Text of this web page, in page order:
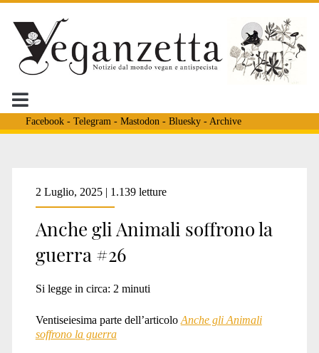
Facebook- Telegram - Mastodon - Bluesky- Archive
Tag:
<span>Malinois</span>
2 Luglio, 2025 | 1.139 letture
Anche gli Animali soffrono la
guerra #26
Si legge in circa: 2 minuti
Ventiseiesima parte dell’articolo Anche gli Animali
soffrono la guerra